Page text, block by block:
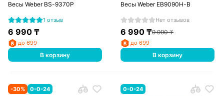
Весы Weber BS-9370P
1 отзыв
6 990₸
до 699
В корзину
Весы Weber EB9090H-B
Нет отзывов
6 990 ₸9 990₸
до 699
В корзину
-30% 0-0-24 0-0-24